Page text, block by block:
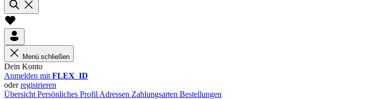
Menü schließen
Dein Konto
Anmelden mit FLEX_ID
oderregistrieren
Übersicht Persönliches Profil Adressen Zahlungsarten Bestellungen